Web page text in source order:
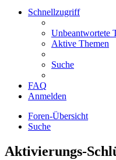
Schnellzugriff
Unbeantwortete
Aktive Themen
Suche
FAQ
Anmelden
Foren-Übersicht
Suche
Aktivierungs-